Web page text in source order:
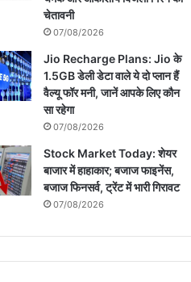
चेतावनी
07/08/2026
Jio Recharge Plans: Jio के
1.5GB डेली डेटा वाले ये दो प्लान हैं
वैल्यू फॉर मनी, जानें आपके लिए कौन
सा रहेगा
07/08/2026
Stock Market Today: शेयर
बाजार में हाहाकार; बजाज फाइनेंस,
बजाज फिनसर्व, ट्रेंट में भारी गिरावट
07/08/2026